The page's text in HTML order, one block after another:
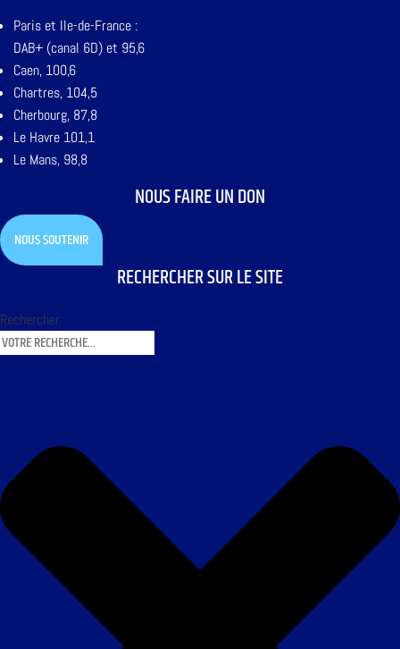
Paris et Ile-de-France :
DAB+ (canal 6D) et 95,6
Caen, 100,6
Chartres, 104,5
Cherbourg, 87,8
Le Havre 101,1
Le Mans, 98,8
NOUS FAIRE UN DON
NOUS SOUTENIR
RECHERCHER SUR LE SITE
Rechercher